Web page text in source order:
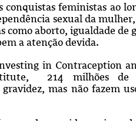
conquistas feministas ao
sexual da
como aborto, igualdade de
a atenção devida.
in Contraception
214 milhões de
mas não fazem